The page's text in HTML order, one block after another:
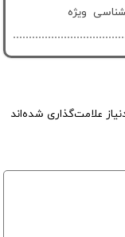
ویژه
علامت‌گذاری شده‌اند